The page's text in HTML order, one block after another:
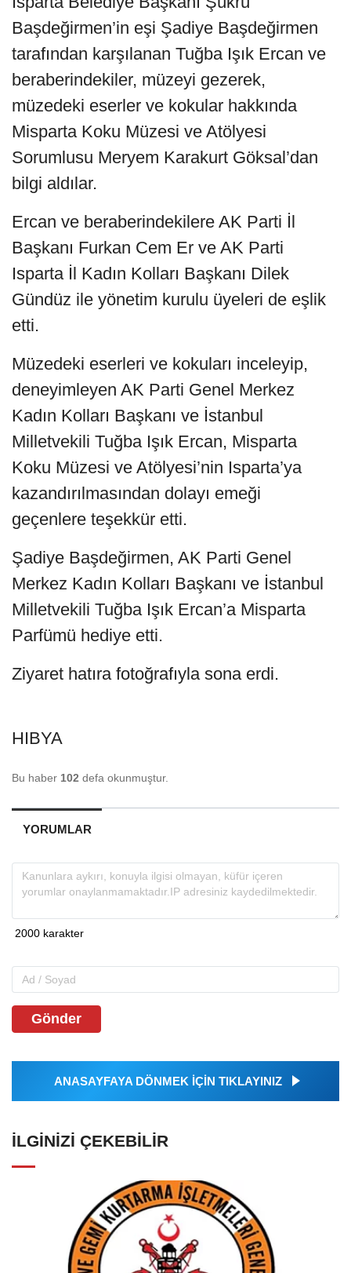
Başdeğirmen’in eşi Şadiye Başdeğirmen
tarafından karşılanan Tuğba Işık Ercan ve
beraberindekiler, müzeyi gezerek,
müzedeki eserler ve kokular hakkında
Misparta Koku Müzesi ve Atölyesi
Sorumlusu Meryem Karakurt Göksal’dan
bilgi aldılar.
Ercan ve beraberindekilere AK Parti İl
Başkanı Furkan Cem Er ve AK Parti
Isparta İl Kadın Kolları Başkanı Dilek
Gündüz ile yönetim kurulu üyeleri de eşlik
etti.
Müzedeki eserleri ve kokuları inceleyip,
deneyimleyen AK Parti Genel Merkez
Kadın Kolları Başkanı ve İstanbul
Milletvekili Tuğba Işık Ercan, Misparta
Koku Müzesi ve Atölyesi’nin Isparta’ya
kazandırılmasından dolayı emeği
geçenlere teşekkür etti.
Şadiye Başdeğirmen, AK Parti Genel
Merkez Kadın Kolları Başkanı ve İstanbul
Milletvekili Tuğba Işık Ercan’a Misparta
Parfümü hediye etti.
Ziyaret hatıra fotoğrafıyla sona erdi.
HIBYA
Bu haber 102 defa okunmuştur.
YORUMLAR
Gönder
ANASAYFAYA DÖNMEK İÇİN TIKLAYINIZ
İLGINIZI ÇEKEBILIR